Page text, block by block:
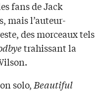
fans de Jack
mais l’auteur-
des morceaux tels
trahissant la
solo, Beautiful